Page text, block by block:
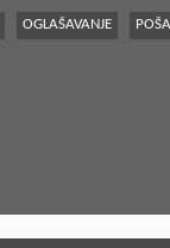
OGLAŠAVANJE